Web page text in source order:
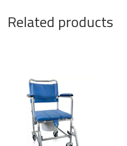
Related products